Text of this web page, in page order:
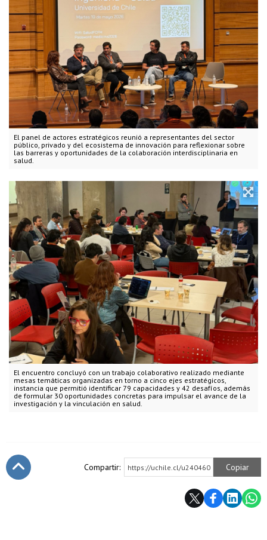
El panel de actores estratégicos reunió a representantes del sector
público, privado y del ecosistema de innovación para reflexionar sobre
las barreras y oportunidades de la colaboración interdisciplinaria en
salud.
El encuentro concluyó con un trabajo colaborativo realizado mediante
mesas temáticas organizadas en torno a cinco ejes estratégicos,
instancia que permitió identificar 79 capacidades y 42 desafíos, además
de formular 30 oportunidades concretas para impulsar el avance de la
investigación y la vinculación en salud.
Compartir: https://uchile.cl/u240460 Copiar